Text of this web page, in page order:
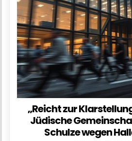
„Reicht zur
Jüdische
Schulze wegen